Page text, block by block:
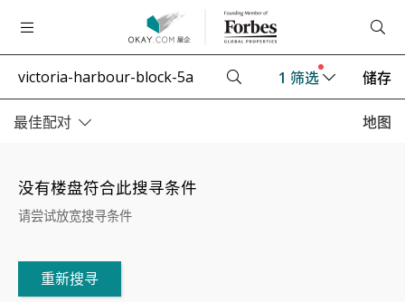
1 筛选 储存
最佳配对 地图
没有楼盘符合此搜寻条件
请尝试放宽搜寻条件
重新搜寻